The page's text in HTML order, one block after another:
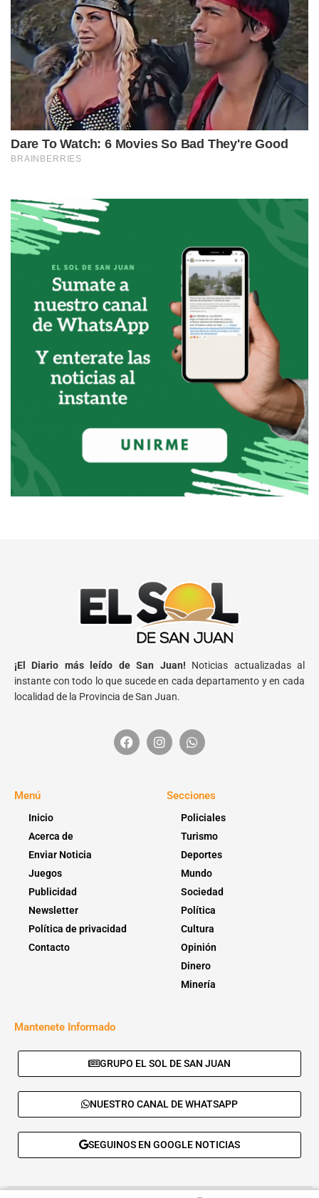
¡El Diario más leído de San Juan! Noticias actualizadas al
instante con todo lo que sucede en cada departamento y en cada
localidad de la Provincia de San Juan.
Menú
Inicio
Acerca de
Enviar Noticia
Juegos
Publicidad
Newsletter
Política de privacidad
Contacto
Secciones
Policiales
Turismo
Deportes
Mundo
Sociedad
Política
Cultura
Opinión
Dinero
Minería
Mantenete Informado
GRUPO EL SOL DE SAN JUAN
NUESTRO CANAL DE WHATSAPP
SEGUINOS EN GOOGLE NOTICIAS